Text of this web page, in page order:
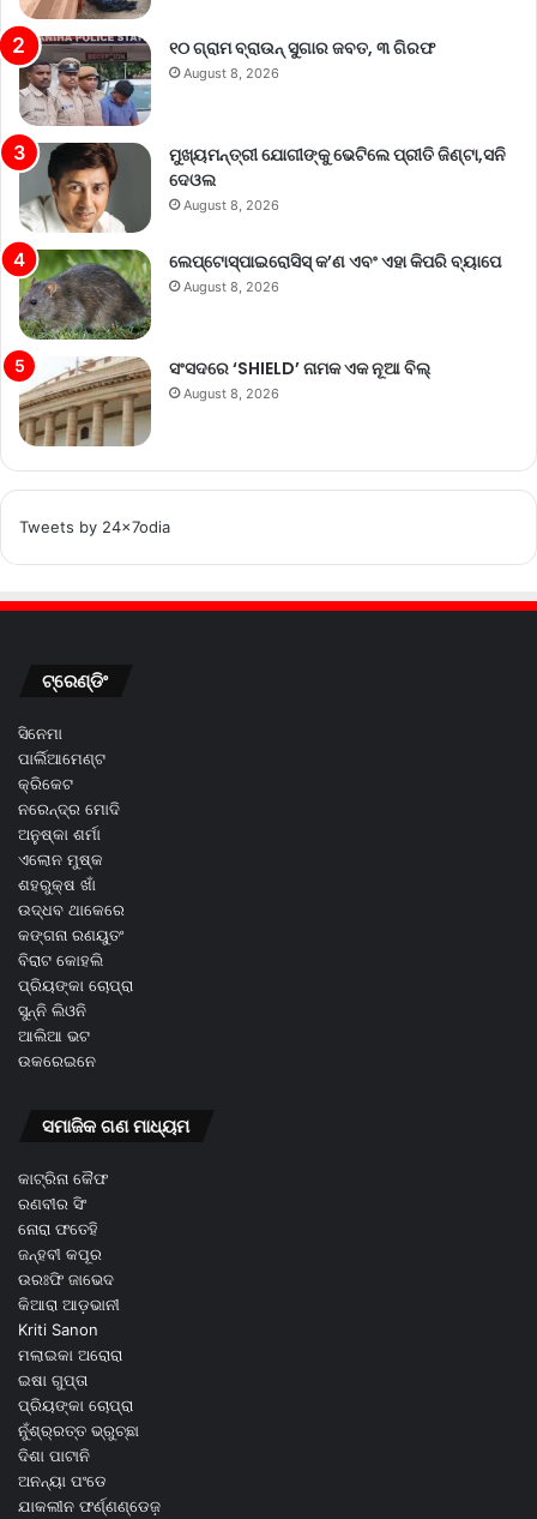
୧୦ ଗ୍ରାମ ବ୍ରାଉନ୍ ସୁଗାର ଜବତ, ୩ ଗିରଫ
August 8, 2026
ମୁଖ୍ୟମନ୍ତ୍ରୀ ଯୋଗୀଙ୍କୁ ଭେଟିଲେ ପ୍ରୀତି ଜିଣ୍ଟା,ସନି
ଦେଓଲ
August 8, 2026
ଲେପ୍ଟୋସ୍ପାଇରୋସିସ୍ କ’ଣ ଏବଂ ଏହା କିପରି ବ୍ୟାପେ
August 8, 2026
ସଂସଦରେ ‘SHIELD’ ନାମକ ଏକ ନୂଆ ବିଲ୍
August 8, 2026
Tweets by 24x7odia
ଟ୍ରେଣ୍ଡିଂ
ସିନେମା
ପାର୍ଲିଆମେଣ୍ଟ
କ୍ରିକେଟ
ନରେନ୍ଦ୍ର ମୋଦି
ଅନୁଷ୍କା ଶର୍ମା
ଏଲୋନ ମୁଷ୍କ
ଶହରୁକ୍ଷ ଖାଁ
ଉଦ୍ଧବ ଥାକେରେ
କଙ୍ଗନା ରଣୟୁତଂ
ବିରାଟ କୋହଲି
ପ୍ରିୟଙ୍କା ଚୋପ୍ରା
ସୁନ୍ନି ଲିଓନି
ଆଲିଆ ଭଟ
ଉକରେଇନେ
ସମାଜିକ ଗଣ ମାଧ୍ୟମ
କାଟ୍ରିନା କୈଫ
ରଣବୀର ସିଂ
ନୋରା ଫତେହି
ଜନ୍ହବୀ କପୂର
ଉରଃଫି ଜାଭେଦ
କିଆରା ଆଡ଼ଭାନୀ
Kriti Sanon
ମଲାଇକା ଅରୋରା
ଇଷା ଗୁପ୍ତା
ପ୍ରିୟଙ୍କା ଚୋପ୍ରା
ନୁଁଶ୍ର୍ରତ୍ତ ଭ୍ରୁଚ୍ଛା
ଦିଶା ପାଟାନି
ଅନନ୍ୟା ପଂଡେ
ଯାକଲୀନ ଫର୍ଣ୍ଣଣ୍ଡେଜ଼